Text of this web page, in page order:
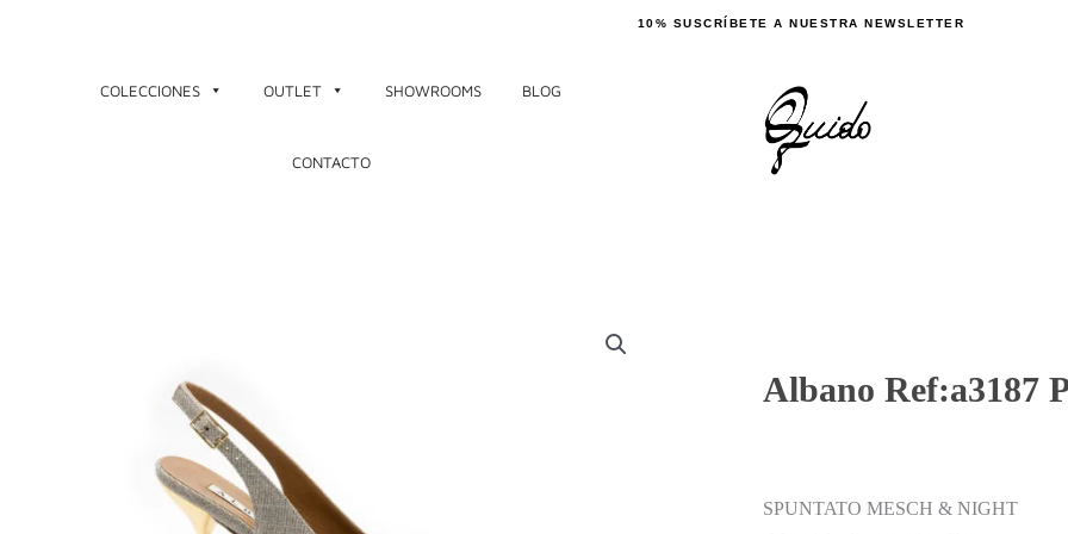
10% SUSCRÍBETE A NUESTRA NEWSLETTER
COLECCIONES OUTLET SHOWROOMS BLOG
CONTACTO
Albano Ref:a3187
SPUNTATO MESCH & NIGHT